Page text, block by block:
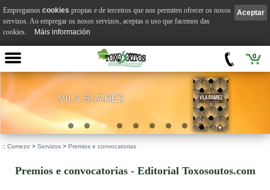
0
VILA SUÁREZ
:: Comezo > Servizos > Premios e convocatorias
Premios e convocatorias - Editorial Toxosoutos.com
Aceptar
Empregamos cookies propias e de terceiros que nos permiten ofrecer os nosos
servizos. Ao empregar os nosos servizos, aceptas o uso que facemos das
cookies.
Máis información